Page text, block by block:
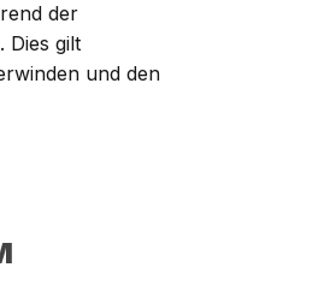
der
Dies gilt
und den